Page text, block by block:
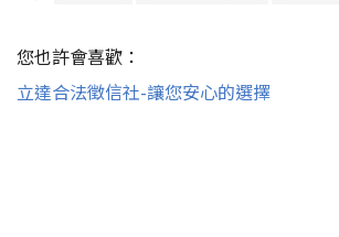
您也許會喜歡：
立達合法徵信社-讓您安心的選擇